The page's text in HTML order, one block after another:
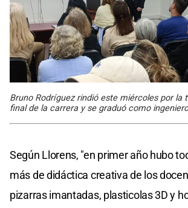
Bruno Rodríguez rindió este miércoles por la
final de la carrera y se graduó como
Según Llorens, "en primer año hubo
más de didáctica creativa de los
pizarras imantadas, plasticolas 3D y